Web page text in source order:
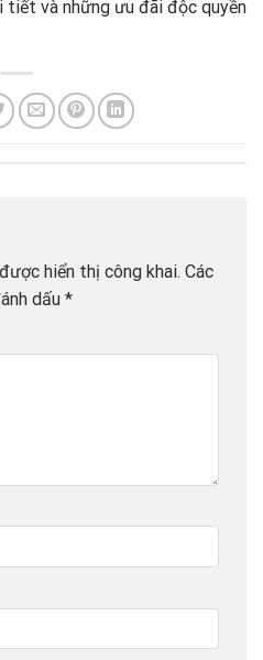
và những ưu đãi độc quyền
hiển thị công khai. Các
dấu *